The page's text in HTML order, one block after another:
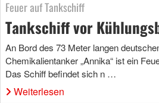
Feuer auf Tankschiff
Tankschiff vor
An Bord des 73 Meter langen
Chemikalientanker „Annika“ ist ein
Das Schiff befindet sich n …
Weiterlesen